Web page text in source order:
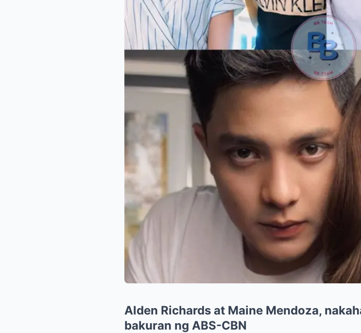
Alden Richards at Maine Mendoza,
bakuran ng ABS-CBN